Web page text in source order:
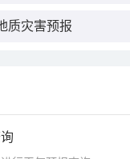
质灾害预报